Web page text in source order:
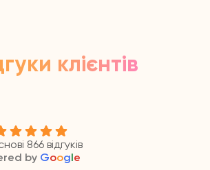
клієнтів
866 відгуків
by Google